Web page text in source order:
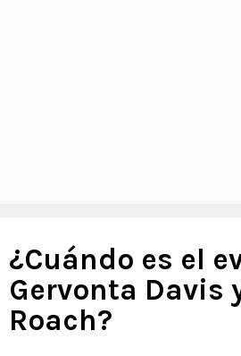
¿Cuándo es el
Gervonta Davis
Roach?